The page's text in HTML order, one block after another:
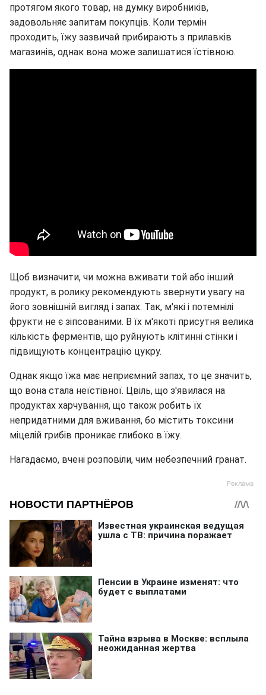
протягом якого товар, на думку виробників,
задовольняє запитам покупців. Коли термін
проходить, їжу зазвичай прибирають з прилавків
магазинів, однак вона може залишатися їстівною.
Щоб визначити, чи можна вживати той або інший
продукт, в ролику рекомендують звернути увагу на
його зовнішній вигляд і запах. Так, м'які і потемнілі
фрукти не є зіпсованими. В їх м'якоті присутня велика
кількість ферментів, що руйнують клітинні стінки і
підвищують концентрацію цукру.
Однак якщо їжа має неприємний запах, то це значить,
що вона стала неїстівної. Цвіль, що з'явилася на
продуктах харчування, що також робить їх
непридатними для вживання, бо містить токсини
міцелій грибів проникає глибоко в їжу.
Нагадаємо, вчені розповіли, чим небезпечний гранат.